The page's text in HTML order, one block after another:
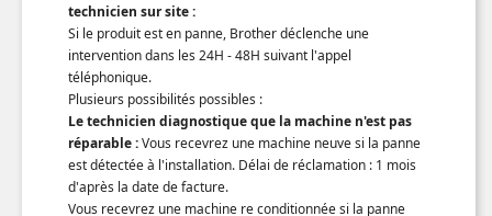
technicien sur site :
Si le produit est en panne, Brother déclenche une
intervention dans les 24H - 48H suivant l'appel
téléphonique.
Plusieurs possibilités possibles :
Le technicien diagnostique que la machine n'est pas
réparable :Vous recevrez une machine neuve si la panne
est détectée à l'installation. Délai de réclamation : 1 mois
d'après la date de facture.
Vous recevrez une machine re conditionnée si la panne